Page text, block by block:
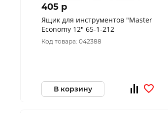
405 p
Ящик для инструментов "Master
Economy 12" 65-1-212
Код товара: 042388
В корзину